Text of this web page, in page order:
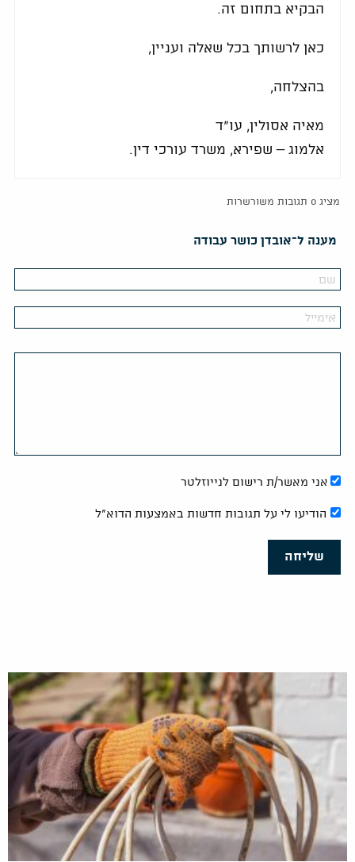
הבקיא בתחום זה.
כאן לרשותך בכל שאלה ועניין,
בהצלחה,
מאיה אסולין, עו"ד
אלמוג – שפירא, משרד עורכי דין.
מציג 0 תגובות משורשרות
מענה ל־אובדן כושר עבודה
אני מאשר/ת רישום לנייוזלטר
הודיעו לי על תגובות חדשות באמצעות הדוא"ל
שליחה